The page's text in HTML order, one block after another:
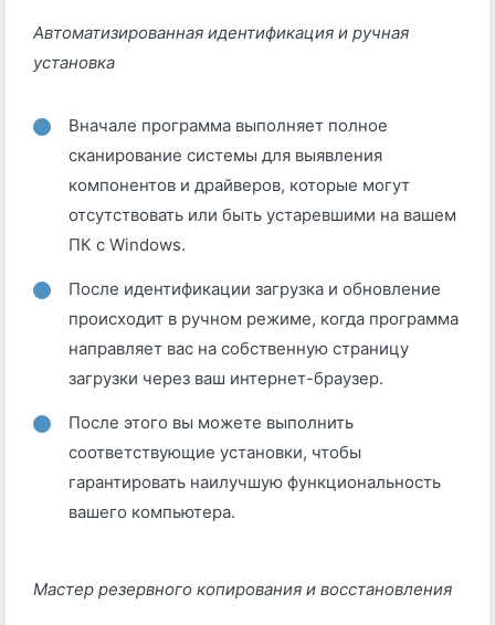
Автоматизированная идентификация и ручная
установка
Вначале программа выполняет полное
сканирование системы для выявления
компонентов и драйверов, которые могут
отсутствовать или быть устаревшими на вашем
ПК с Windows.
После идентификации загрузка и обновление
происходит в ручном режиме, когда программа
направляет вас на собственную страницу
загрузки через ваш интернет-браузер.
После этого вы можете выполнить
соответствующие установки, чтобы
гарантировать наилучшую функциональность
вашего компьютера.
Мастер резервного копирования и восстановления